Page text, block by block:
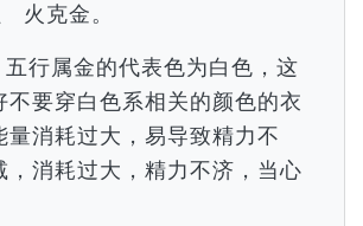
火克金。
行属金的代表色为白色，这
不要穿白色系相关的颜色的衣
量消耗过大，易导致精力不
，消耗过大，精力不济，当心